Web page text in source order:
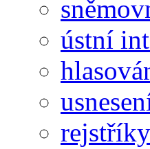
ústní
rejstříky